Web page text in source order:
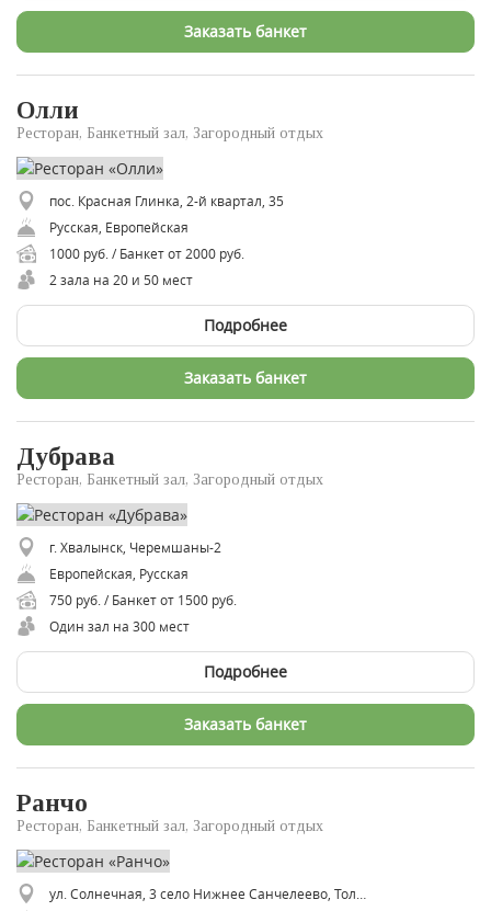
Заказать банкет
Олли
Ресторан, Банкетный зал, Загородный отдых
пос. Красная Глинка, 2-й квартал, 35
Русская, Европейская
1000 руб. / Банкет от 2000 руб.
2 зала на 20 и 50 мест
Подробнее
Заказать банкет
Дубрава
Ресторан, Банкетный зал, Загородный отдых
г. Хвалынск, Черемшаны-2
Европейская, Русская
750 руб. / Банкет от 1500 руб.
Один зал на 300 мест
Подробнее
Заказать банкет
Ранчо
Ресторан, Банкетный зал, Загородный отдых